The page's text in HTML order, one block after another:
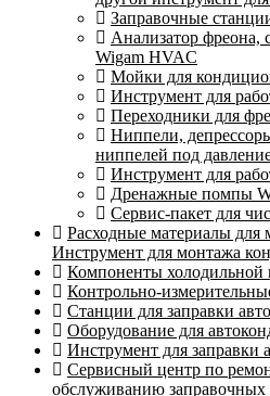
Заправочные
Анализатор фреона,
Wigam HVAC
Мойки для
Инструмент для
Переходники для
Ниппели,
ниппелей под
Инструмент для
Дренажные помпы
Сервис-пакет для
Расходные материалы для
Инструмент для монтажа
Компоненты холодильной
Контрольно-
Станции для заправки
Оборудование для
Инструмент для заправки
Сервисный центр по
обслуживанию заправочных